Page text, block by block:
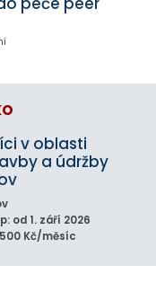
v oblasti
a údržby
od 1. září 2026
Kč/měsíc